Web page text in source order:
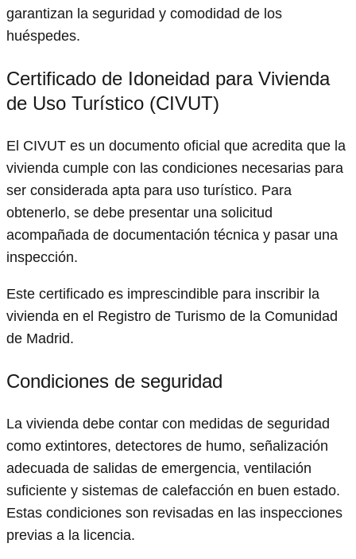
garantizan la seguridad y comodidad de los
huéspedes.
Certificado de Idoneidad para Vivienda
de Uso Turístico (CIVUT)
El CIVUT es un documento oficial que acredita que la
vivienda cumple con las condiciones necesarias para
ser considerada apta para uso turístico. Para
obtenerlo, se debe presentar una solicitud
acompañada de documentación técnica y pasar una
inspección.
Este certificado es imprescindible para inscribir la
vivienda en el Registro de Turismo de la Comunidad
de Madrid.
Condiciones de seguridad
La vivienda debe contar con medidas de seguridad
como extintores, detectores de humo, señalización
adecuada de salidas de emergencia, ventilación
suficiente y sistemas de calefacción en buen estado.
Estas condiciones son revisadas en las inspecciones
previas a la licencia.